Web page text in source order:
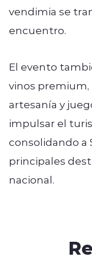
vendimia se
encuentro.
El evento
vinos
artesanía y
impulsar el
consolidando a
principales
nacional.